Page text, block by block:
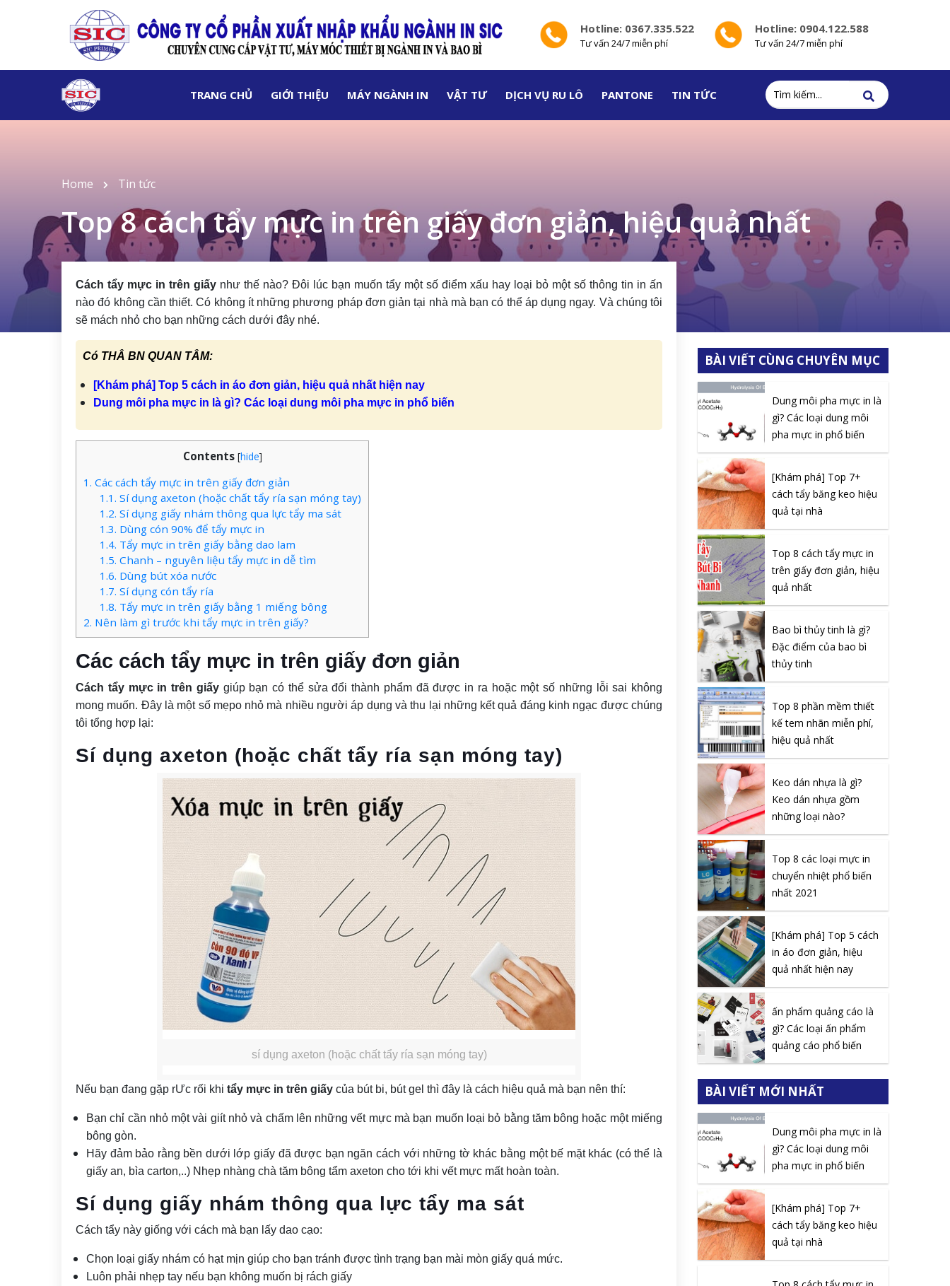
Hotline: 0367.335.522
Tư vấn 24/7 miễn phí
Hotline: 0904.122.588
Tư vấn 24/7 miễn phí
TRANG CHỦ GIỚI THIỆU MÁY NGÀNH IN VẬT TƯ DỊCH VỤ RU LÔ PANTONE TIN TỨC
Home Tin tức
Top 8 cách tẩy mực in trên giấy đơn giản, hiệu quả nhất
Cách tẩy mực in trên giấy như thế nào? Đôi lúc bạn muốn tẩy một số điểm xấu hay loại bỏ một số thông tin in ấn
nào đó không cần thiết. Có không ít những phương pháp đơn giản tại nhà mà bạn có thể áp dụng ngay. Và chúng tôi
sẽ mách nhỏ cho bạn những cách dưới đây nhé.
Có THÂ BN QUAN TÂM:
[Khám phá] Top 5 cách in áo đơn giản, hiệu quả nhất hiện nay
Dung môi pha mực in là gì? Các loại dung môi pha mực in phổ biến
Contents [hide]
1. Các cách tẩy mực in trên giấy đơn giản
1.1. Sí dụng axeton (hoặc chất tẩy ría sạn móng tay)
1.2. Sí dụng giấy nhám thông qua lực tẩy ma sát
1.3. Dùng cón 90% để tẩy mực in
1.4. Tẩy mực in trên giấy bằng dao lam
1.5. Chanh – nguyên liệu tẩy mực in dễ tìm
1.6. Dùng bút xóa nước
1.7. Sí dụng cón tẩy ría
1.8. Tẩy mực in trên giấy bằng 1 miếng bông
2. Nên làm gì trước khi tẩy mực in trên giấy?
Các cách tẩy mực in trên giấy đơn giản
Cách tẩy mực in trên giấy giúp bạn có thể sửa đổi thành phẩm đã được in ra hoặc một số những lỗi sai không
mong muốn. Đây là một số mẹpo nhỏ mà nhiều người áp dụng và thu lại những kết quả đáng kinh ngạc được chúng
tôi tổng hợp lại:
Sí dụng axeton (hoặc chất tẩy ría sạn móng tay)
sí dụng axeton (hoặc chất tẩy ría sạn móng tay)
Nếu bạn đang gặp rƯc rối khi tẩy mực in trên giấy của bút bi, bút gel thì đây là cách hiệu quả mà bạn nên thí:
Bạn chỉ cần nhỏ một vài giít nhỏ và chấm lên những vết mực mà bạn muốn loại bỏ bằng tăm bông hoặc một miếng
bông gòn.
Hãy đảm bảo rằng bền dưới lớp giấy đã được bạn ngăn cách với những tờ khác bằng một bế mặt khác (có thể là
giấy an, bìa carton,..) Nhẹp nhàng chà tăm bông tẩm axeton cho tới khi vết mực mất hoàn toàn.
Sí dụng giấy nhám thông qua lực tẩy ma sát
Cách tẩy này giống với cách mà bạn lấy dao cạo:
Chọn loại giấy nhám có hạt mịn giúp cho bạn tránh được tình trạng bạn mài mòn giấy quá mức.
Luôn phải nhẹp tay nếu bạn không muốn bị rách giấy
BÀI VIẾT CÙNG CHUYÊN MỤC
Dung môi pha mực in là
gì? Các loại dung môi
pha mực in phổ biến
[Khám phá] Top 7+
cách tẩy băng keo hiệu
quả tại nhà
Top 8 cách tẩy mực in
trên giấy đơn giản, hiệu
quả nhất
Bao bì thủy tinh là gì?
Đặc điểm của bao bì
thủy tinh
Top 8 phần mềm thiết
kế tem nhãn miễn phí,
hiệu quả nhất
Keo dán nhựa là gì?
Keo dán nhựa gồm
những loại nào?
Top 8 các loại mực in
chuyển nhiệt phổ biến
nhất 2021
[Khám phá] Top 5 cách
in áo đơn giản, hiệu
quả nhất hiện nay
ấn phẩm quảng cáo là
gì? Các loại ấn phẩm
quảng cáo phổ biến
BÀI VIẾT MỚI NHẤT
Dung môi pha mực in là
gì? Các loại dung môi
pha mực in phổ biến
[Khám phá] Top 7+
cách tẩy băng keo hiệu
quả tại nhà